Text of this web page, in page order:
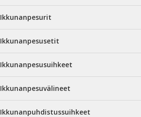
Ikkunanpesurit
Ikkunanpesusetit
Ikkunanpesusuihkeet
Ikkunanpesuvälineet
Ikkunanpuhdistussuihkeet